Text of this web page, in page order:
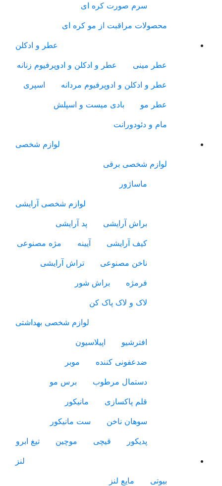
سرم صورت کره ای
محصولات مراقبت از مو کره ای
عطر و ادکلن
عطر مینی
عطر و ادکلن و ادوپرفیوم زنانه
عطر و ادکلن و ادوپرفیوم مردانه
اسپری
عطر مو
بادی میست و اسپلش
مام و دئودورانت
لوازم شخصی
لوازم شخصی برقی
ماساژور
لوازم شخصی آرایشی
براش آرایشی
پد آرایشی
کیف آرایشی
آیینه
مژه مصنوعی
ناخن مصنوعی
تراش آرایشی
فرمژه
براش شور
لاک و لاک پاک کن
لوازم شخصی بهداشتی
افترشیو
اپیلاسیون
ضدعفونی کننده
موبر
دستمال مرطوب
برس مو
قلم پاکسازی
مانیکور
سوهان ناخن
ست مانیکور
پدیکور
قیچی موچین
تیغ ابرو
لنز
بیوتی
مایع لنز